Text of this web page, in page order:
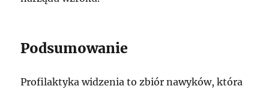
Podsumowanie
Profilaktyka widzenia to zbiór nawyków, która